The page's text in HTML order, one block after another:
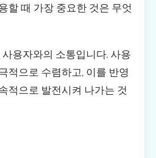
할 때 가장 중요한 것은 무엇
용자와의 소통입니다. 사용
적으로 수렴하고, 이를 반영
적으로 발전시켜 나가는 것